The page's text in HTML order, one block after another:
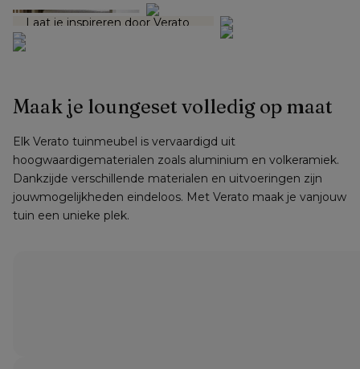
Laat je inspireren door Verato
Maak je loungeset volledig op maat
Elk Verato tuinmeubel is vervaardigd uit
hoogwaardigematerialen zoals aluminium en volkeramiek.
Dankzijde verschillende materialen en uitvoeringen zijn
jouwmogelijkheden eindeloos. Met Verato maak je vanjouw
tuin een unieke plek.